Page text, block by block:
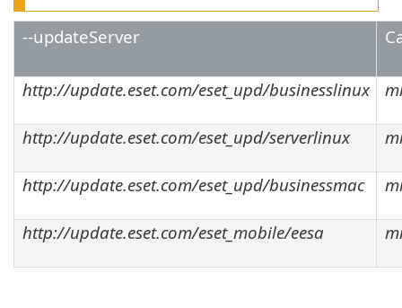
--updateServer
http://update.eset.com/eset_upd/businesslinux
http://update.eset.com/eset_upd/serverlinux
http://update.eset.com/eset_upd/businessmac
http://update.eset.com/eset_mobile/eesa